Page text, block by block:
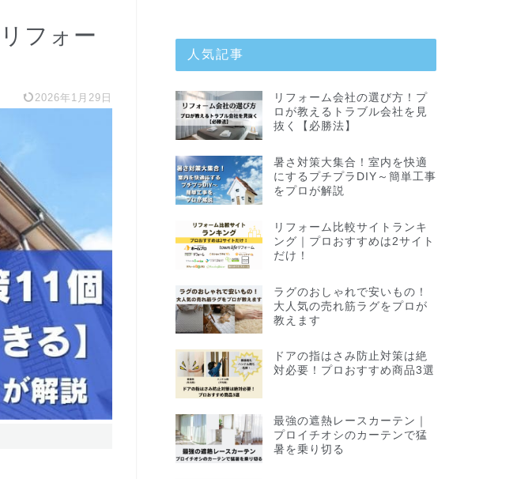
フォー
2026年1月29日
人気記事
リフォーム会社の選び方！プ
ロが教えるトラブル会社を見
抜く【必勝法】
暑さ対策大集合！室内を快適
にするプチプラDIY～簡単工事
をプロが解説
リフォーム比較サイトランキ
ング｜プロおすすめは2サイト
だけ！
ラグのおしゃれで安いもの！
大人気の売れ筋ラグをプロが
教えます
ドアの指はさみ防止対策は絶
対必要！プロおすすめ商品3選
最強の遮熱レースカーテン｜
プロイチオシのカーテンで猛
暑を乗り切る